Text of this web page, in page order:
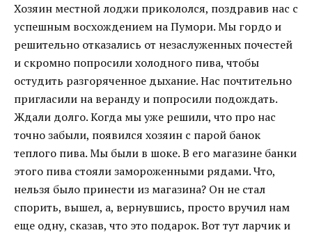
Хозяин местной лоджи прикололся, поздравив нас с
успешным восхождением на Пумори. Мы гордо и
решительно отказались от незаслуженных почестей
и скромно попросили холодного пива, чтобы
остудить разгоряченное дыхание. Нас почтительно
пригласили на веранду и попросили подождать.
Ждали долго. Когда мы уже решили, что про нас
точно забыли, появился хозяин с парой банок
теплого пива. Мы были в шоке. В его магазине банки
этого пива стояли замороженными рядами. Что,
нельзя было принести из магазина? Он не стал
спорить, вышел, а, вернувшись, просто вручил нам
еще одну, сказав, что это подарок. Вот тут ларчик и